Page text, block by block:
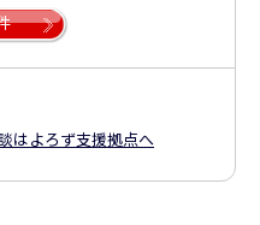
はよろず支援拠点へ